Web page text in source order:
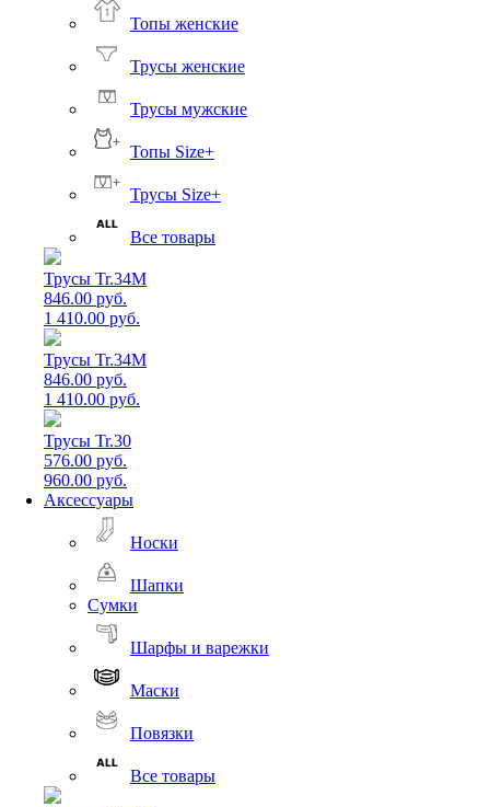
Топы женские
Трусы женские
Трусы мужские
Топы Size+
Трусы Size+
Все товары
Трусы Tr.34M
846.00 руб.
1 410.00 руб.
Трусы Tr.34M
846.00 руб.
1 410.00 руб.
Трусы Tr.30
576.00 руб.
960.00 руб.
Аксессуары
Носки
Шапки
Сумки
Шарфы и варежки
Маски
Повязки
Все товары